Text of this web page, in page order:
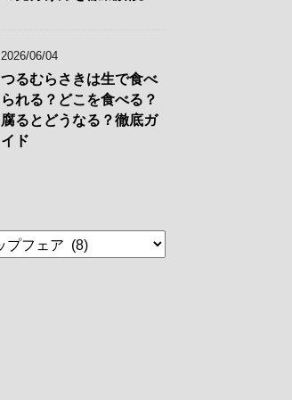
2026/06/04
つるむらさきは生で食べ
られる？どこを食べる？
腐るとどうなる？徹底ガ
イド